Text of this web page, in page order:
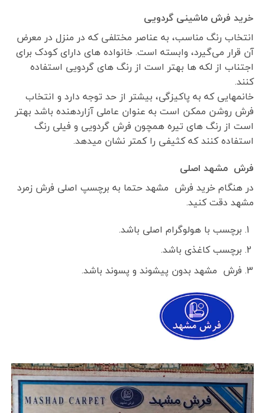
خرید فرش ماشینی گردویی
انتخاب رنگ مناسب، به عناصر مختلفی که در منزل در معرض
آن قرار می‌گیرد، وابسته است. خانواده های دارای کودک برای
اجتناب از لکه ها بهتر است از رنگ های گردویی استفاده
کنند.
خانمهایی که به پاکیزگی، بیشتر از حد توجه دارد و انتخاب
فرش روشن ممکن است به عنوان عاملی آزاردهنده باشد بهتر
است از رنگ های تیره همچون فرش گردویی و فیلی رنگ
استفاده کنند که کثیفی را کمتر نشان میدهد.
فرش مشهد اصلی
در هنگام خرید فرش مشهد حتما به برچسپ اصلی فرش زمرد
مشهد دقت کنید.
برچسب با هولوگرام اصلی باشد.
برچسب کاغذی باشد.
فرش مشهد بدون پیشوند و پسوند باشد.